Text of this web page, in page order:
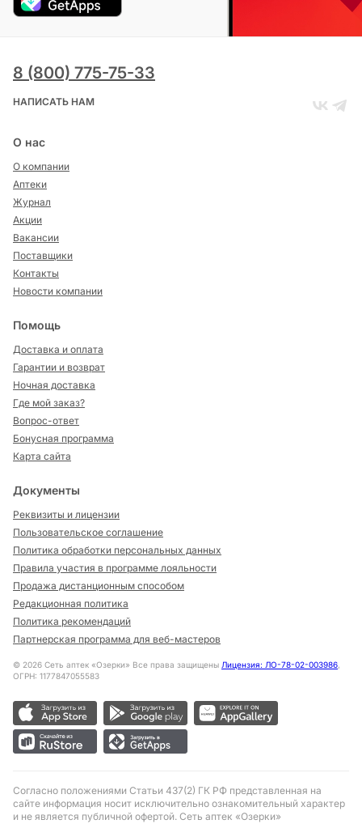
8 (800) 775-75-33
НАПИСАТЬ НАМ
О нас
О компании
Аптеки
Журнал
Акции
Вакансии
Поставщики
Контакты
Новости компании
Помощь
Доставка и оплата
Гарантии и возврат
Ночная доставка
Где мой заказ?
Вопрос-ответ
Бонусная программа
Карта сайта
Документы
Реквизиты и лицензии
Пользовательское соглашение
Политика обработки персональных данных
Правила участия в программе лояльности
Продажа дистанционным способом
Редакционная политика
Политика рекомендаций
Партнерская программа для веб-мастеров
© 2026 Сеть аптек «Озерки» Все права защищены Лицензия: ЛО-78-02-003986,
ОГРН: 1177847055583
Согласно положениями Статьи 437(2) ГК РФ представленная на
сайте информация носит исключительно ознакомительный характер
и не является публичной офертой. Сеть аптек «Озерки»